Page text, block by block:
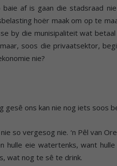
af is gaan die stadsraad
hoër maak om op te
by die munisipaliteit wat
soos die privaatsektor,
nie?
ons kan nie nog iets soos
so vergesog nie. ‘n Pêl van
hulle eie watertenks, want
wat nog te sê te drink.